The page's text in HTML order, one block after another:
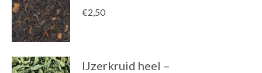
€2,50
IJzerkruid heel –